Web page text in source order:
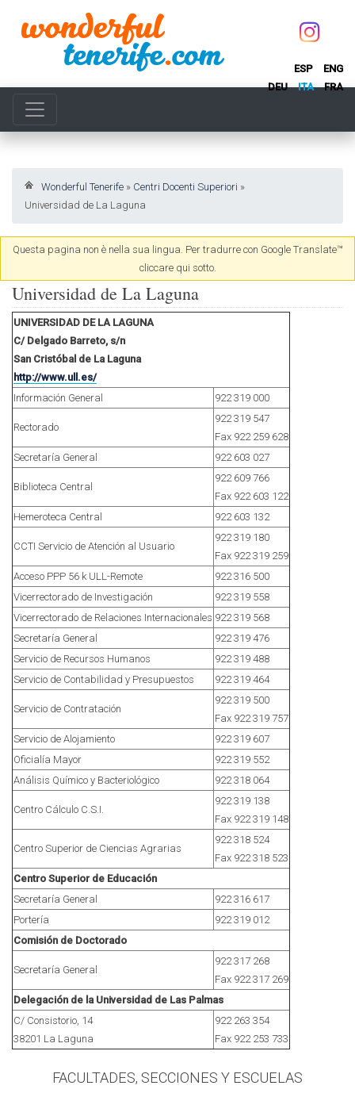
ESP
ENG
DEU
ITA FRA
Wonderful Tenerife » Centri Docenti Superiori »
Universidad de La Laguna
Questa pagina non è nella sua lingua. Per tradurre con Google Translate™
cliccare qui sotto.
Universidad de La Laguna
UNIVERSIDAD DE LA LAGUNA
C/ Delgado Barreto, s/n
San Cristóbal de La Laguna
http://www.ull.es/
Información General
922 319 000
Rectorado
922 319 547
Fax 922 259 628
Secretaría General
922 603 027
Biblioteca Central
922 609 766
Fax 922 603 122
Hemeroteca Central
922 603 132
CCTI Servicio de Atención al Usuario
922 319 180
Fax 922 319 259
Acceso PPP 56 k ULL-Remote
922 316 500
Vicerrectorado de Investigación
922 319 558
Vicerrectorado de Relaciones Internacionales 922 319 568
Secretaría General
922 319 476
Servicio de Recursos Humanos
922 319 488
Servicio de Contabilidad y Presupuestos
922 319 464
Servicio de Contratación
922 319 500
Fax 922 319 757
Servicio de Alojamiento
922 319 607
Oficialía Mayor
922 319 552
Análisis Químico y Bacteriológico
922 318 064
Centro Cálculo C.S.I.
922 319 138
Fax 922 319 148
Centro Superior de Ciencias Agrarias
922 318 524
Fax 922 318 523
Centro Superior de Educación
Secretaría General
922 316 617
Portería
922 319 012
Comisión de Doctorado
Secretaría General
922 317 268
Fax 922 317 269
Delegación de la Universidad de Las Palmas
C/ Consistorio, 14
38201 La Laguna
922 263 354
Fax 922 253 733
FACULTADES, SECCIONES Y ESCUELAS